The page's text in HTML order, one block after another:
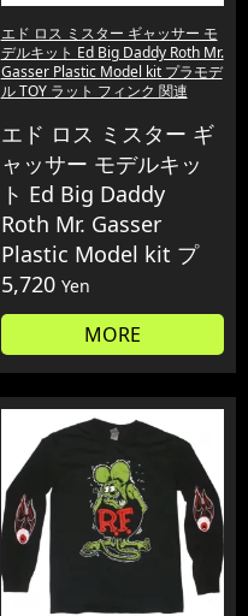
エド ロス ミスター ギャッサー モ
デルキット Ed Big Daddy Roth Mr.
Gasser Plastic Model kit プラモデ
ル TOY ラット フィンク 関連
エド ロス ミスター ギ
ャッサー モデルキッ
ト Ed Big Daddy
Roth Mr. Gasser
Plastic Model kit プ
5,720 Yen
MORE